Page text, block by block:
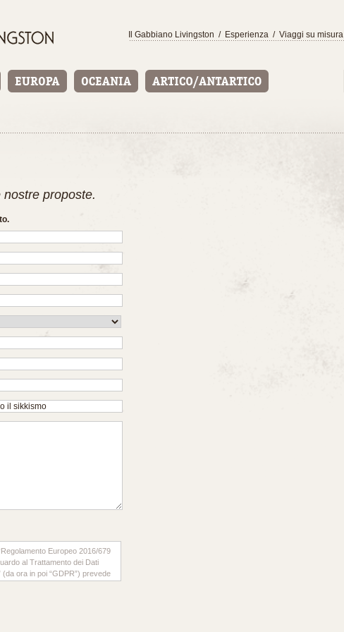
Il Gabbiano Livingston / Esperienza / Viaggi su misura
proposte.
Europeo 2016/679
al Trattamento dei Dati
ora in poi “GDPR”) prevede
che: